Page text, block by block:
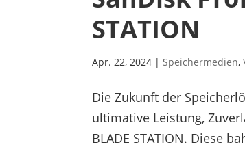
STATION
Apr. 22, 2024 | Speichermedien,
Die Zukunft der
ultimative Leistung,
BLADE STATION. Diese